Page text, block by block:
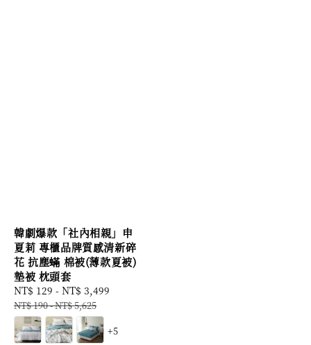
韓劇爆款「社內相親」申
夏莉 專櫃品牌質感清新碎
花 抗塵蟎 棉被(薄款夏被)
墊被 枕頭套
Sale
price
NT$ 129 - NT$ 3,499
NT$ 190-NT$ 5,625
+5